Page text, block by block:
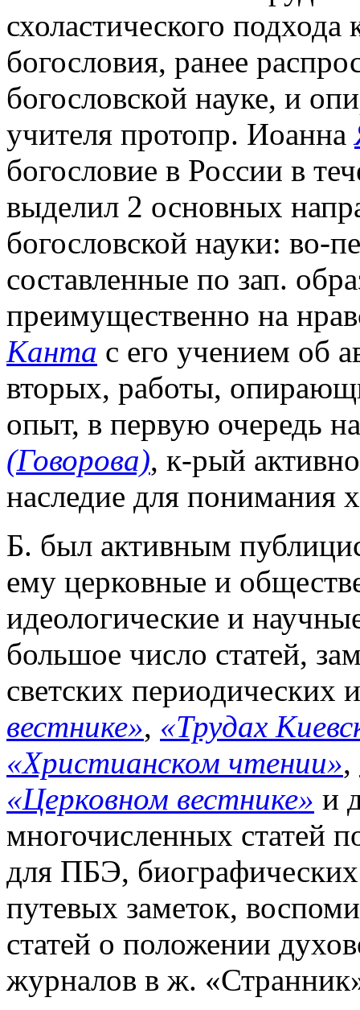
схоластического
богословия, ранее
богословской науке, и
учителя протопр. Иоанна
богословие в России в
выделил 2 основных
богословской науки: во-
составленные по зап.
преимущественно на
Канта с его учением об
вторых, работы,
опыт, в первую очередь
(Говорова), к-рый
наследие для понимания
Б. был активным
ему церковные и
идеологические и
большое число статей,
светских периодических
вестнике», «Трудах
«Христианском чтении»,
«Церковном вестнике» и
многочисленных статей
для ПБЭ,
путевых заметок,
статей о положении
журналов в ж.